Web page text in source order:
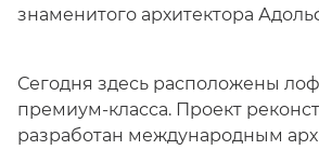
знаменитого архитектора
Сегодня здесь расположены
премиум-класса. Проект
разработан международным